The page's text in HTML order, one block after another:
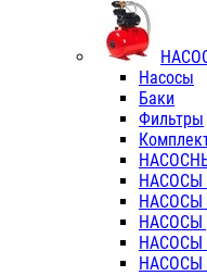
Насосы
Баки
Фильтры
НАСОСЫ
НАСОСЫ
НАСОСЫ